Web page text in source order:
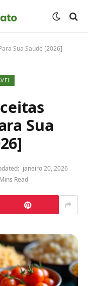
Sua Saúde [2026]
Sua
janeiro 20, 2026
Read